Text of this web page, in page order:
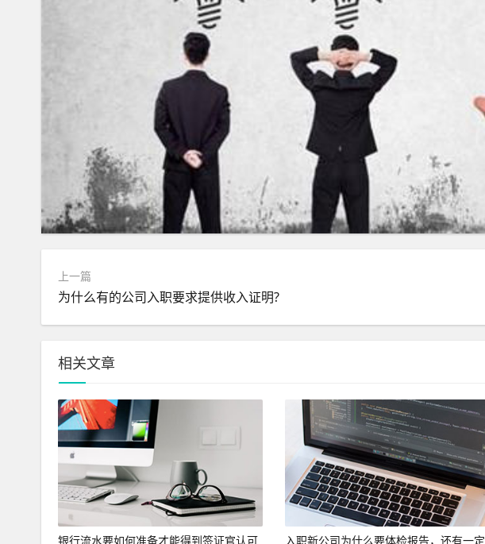
上一篇
为什么有的公司入职要求提供收入证明?
相关文章
银行流水要如何准备才能得到签证官认可 入职新公司为什么要体检报告，还有一定